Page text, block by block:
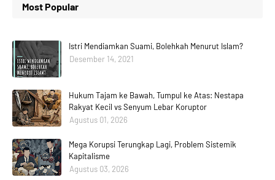
Most Popular
Istri Mendiamkan Suami, Bolehkah Menurut Islam?
Desember 14, 2021
Hukum Tajam ke Bawah, Tumpul ke Atas: Nestapa
Rakyat Kecil vs Senyum Lebar Koruptor
Agustus 01, 2026
Mega Korupsi Terungkap Lagi, Problem Sistemik
Kapitalisme
Agustus 03, 2026